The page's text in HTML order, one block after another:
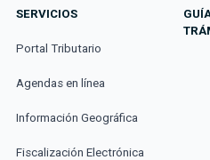
SERVICIOS
Portal Tributario
Agendas en línea
Información Geográfica
Fiscalización Electrónica